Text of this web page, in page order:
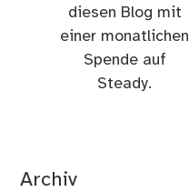
diesen Blog mit
einer monatlichen
Spende auf
Steady.
Archiv